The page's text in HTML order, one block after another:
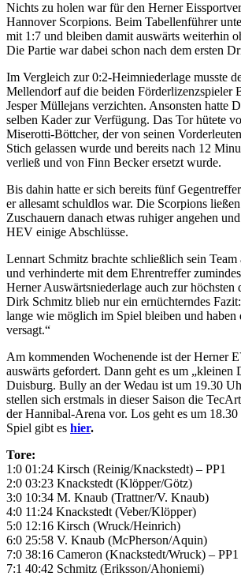
Nichts zu holen war für den Herner
Hannover Scorpions. Beim Tabellenführer
mit 1:7 und bleiben damit auswärts weiterhin
Die Partie war dabei schon nach dem ersten
Im Vergleich zur 0:2-Heimniederlage musste
Mellendorf auf die beiden Förderlizenzspieler
Jesper Müllejans verzichten. Ansonsten hatte
selben Kader zur Verfügung. Das Tor hütete
Miserotti-Böttcher, der von seinen
Stich gelassen wurde und bereits nach 12
verließ und von Finn Becker ersetzt wurde.
Bis dahin hatte er sich bereits fünf
er allesamt schuldlos war. Die Scorpions
Zuschauern danach etwas ruhiger angehen
HEV einige Abschlüsse.
Lennart Schmitz brachte schließlich sein
und verhinderte mit dem Ehrentreffer
Herner Auswärtsniederlage auch zur höchsten
Dirk Schmitz blieb nur ein ernüchterndes
lange wie möglich im Spiel bleiben und haben
versagt.“
Am kommenden Wochenende ist der Herner
auswärts gefordert. Dann geht es um „kleinen
Duisburg. Bully an der Wedau ist um 19.30
stellen sich erstmals in dieser Saison die
der Hannibal-Arena vor. Los geht es um
Spiel gibt es hier.
Tore:
1:0 01:24 Kirsch (Reinig/Knackstedt) – PP1
2:0 03:23 Knackstedt (Klöpper/Götz)
3:0 10:34 M. Knaub (Trattner/V. Knaub)
4:0 11:24 Knackstedt (Veber/Klöpper)
5:0 12:16 Kirsch (Wruck/Heinrich)
6:0 25:58 V. Knaub (McPherson/Aquin)
7:0 38:16 Cameron (Knackstedt/Wruck) – PP1
7:1 40:42 Schmitz (Eriksson/Ahoniemi)